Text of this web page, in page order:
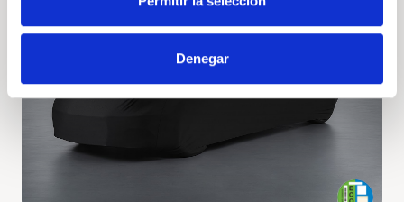
Denegar
Vehículo nuevo